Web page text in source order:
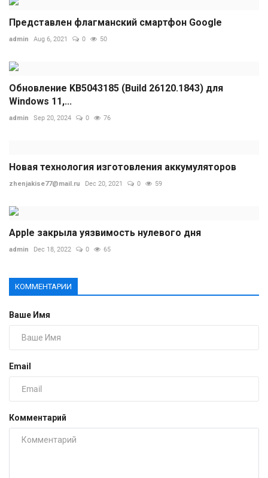
Представлен флагманский смартфон Google
admin Aug 6, 2021 0 50
Обновление KB5043185 (Build 26120.1843) для
Windows 11,...
admin Sep 20, 2024 0 76
Новая технология изготовления аккумуляторов
zhenjakise77@mail.ru Dec 20, 2021 0 59
Apple закрыла уязвимость нулевого дня
admin Dec 18, 2022 0 65
КОММЕНТАРИИ
Ваше Имя
Email
Комментарий